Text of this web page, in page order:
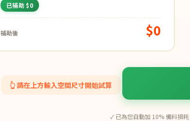
已補助 $0
補助後 $0
👆 請在上方輸入空間尺寸開始試算
✓ 已為您自動加 10% 備料損